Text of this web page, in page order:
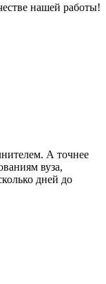
нашей работы!
А точнее
вуза,
дней до